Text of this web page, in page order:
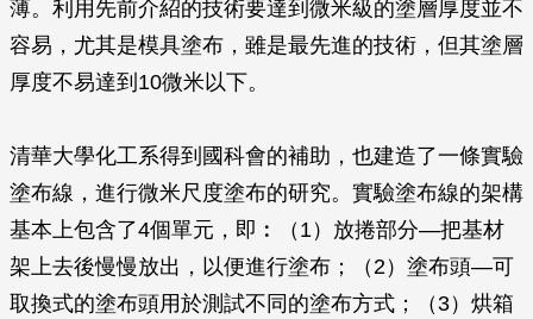
薄。利用先前介紹的技術要達到微米級的塗層厚度並不
容易，尤其是模具塗布，雖是最先進的技術，但其塗層
厚度不易達到10微米以下。
清華大學化工系得到國科會的補助，也建造了一條實驗
塗布線，進行微米尺度塗布的研究。實驗塗布線的架構
基本上包含了4個單元，即︰（1）放捲部分—把基材
架上去後慢慢放出，以便進行塗布；（2）塗布頭—可
取換式的塗布頭用於測試不同的塗布方式；（3）烘箱